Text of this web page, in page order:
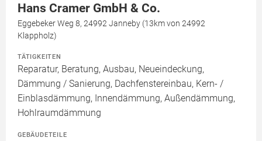
Hans Cramer GmbH & Co.
Eggebeker Weg 8, 24992 Janneby (13km von 24992
Klappholz)
TÄTIGKEITEN
Reparatur, Beratung, Ausbau, Neueindeckung,
Dämmung / Sanierung, Dachfenstereinbau, Kern- /
Einblasdämmung, Innendämmung, Außendämmung,
Hohlraumdämmung
GEBÄUDETEILE